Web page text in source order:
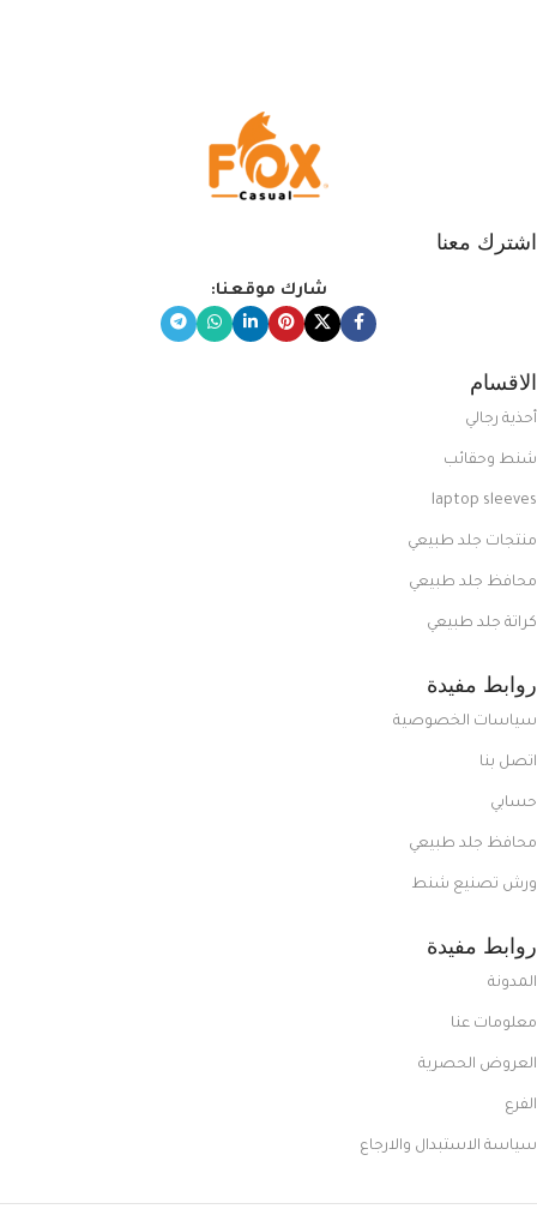
اشترك معنا
شارك موقعنا:
الاقسام
أحذية رجالي
شنط وحقائب
laptop sleeves
منتجات جلد طبيعي
محافظ جلد طبيعي
كراتة جلد طبيعي
روابط مفيدة
سياسات الخصوصية
اتصل بنا
حسابي
محافظ جلد طبيعي
ورش تصنيع شنط
روابط مفيدة
المدونة
معلومات عنا
العروض الحصرية
الفرع
سياسة الاستبدال والارجاع